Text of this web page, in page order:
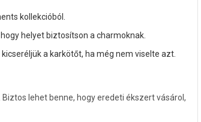
kollekcióból.
helyet biztosítson a charmoknak.
a karkötőt, ha még nem viselte azt.
lehet benne, hogy eredeti ékszert vásárol,